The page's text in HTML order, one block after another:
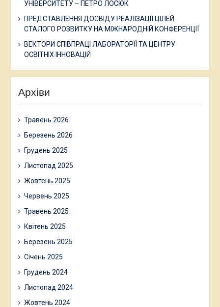
УНІВЕРСИТЕТУ – ПЕТРО ЛОСЮК
ПРЕДСТАВЛЕННЯ ДОСВІДУ РЕАЛІЗАЦІЇ ЦІЛЕЙ
СТАЛОГО РОЗВИТКУ НА МІЖНАРОДНІЙ КОНФЕРЕНЦІЇ
ВЕКТОРИ СПІВПРАЦІ ЛАБОРАТОРІЇ ТА ЦЕНТРУ
ОСВІТНІХ ІННОВАЦІЙ
Архіви
Травень 2026
Березень 2026
Грудень 2025
Листопад 2025
Жовтень 2025
Червень 2025
Травень 2025
Квітень 2025
Березень 2025
Січень 2025
Грудень 2024
Листопад 2024
Жовтень 2024